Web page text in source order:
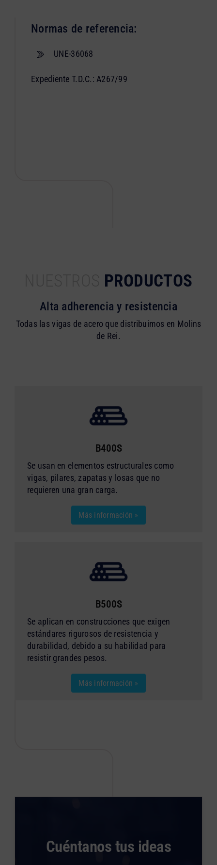
Normas de referencia:
UNE-36068
Expediente T.D.C.: A267/99
PRODUCTOS
Alta adherencia y resistencia
Todas las vigas de acero que distribuimos en Molins
de Rei.
B400S
Se usan en elementos estructurales como
vigas, pilares, zapatas y losas que no
requieren una gran carga.
Más información »
B500S
Se aplican en construcciones que exigen
estándares rigurosos de resistencia y
durabilidad, debido a su habilidad para
resistir grandes pesos.
Más información »
Cuéntanos tus ideas